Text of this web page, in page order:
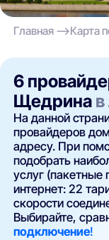
Главная Карта
6
Щедрина
На данной
провайдеров
адресу. При
подобрать
услуг (пакетные
интернет: 22
скорости
Выбирайте,
подключение!